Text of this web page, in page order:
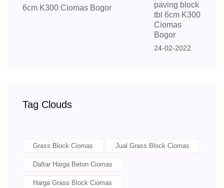
paving block
tbl 6cm K300
Ciomas
Bogor
24-02-2022
Tag Clouds
Grass Block Ciomas Jual Grass Block Ciomas
Daftar Harga Beton Ciomas
Harga Grass Block Ciomas